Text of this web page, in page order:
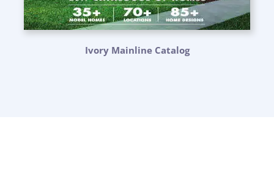
Ivory Mainline Catalog